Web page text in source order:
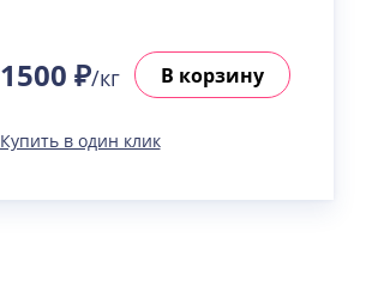
1500 ₽/кг В корзину
Купить в один клик